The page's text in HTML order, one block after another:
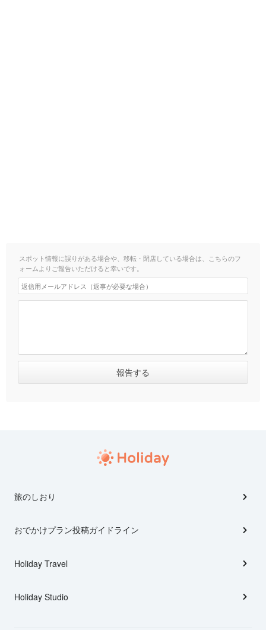
スポット情報に誤りがある場合や、移転・閉店している場合は、こちらのフ
ォームよりご報告いただけると幸いです。
旅のしおり
おでかけプラン投稿ガイドライン
Holiday Travel
Holiday Studio